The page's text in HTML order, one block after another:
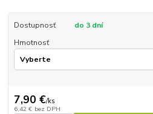
Dostupnosť
do 3 dní
Hmotnosť
7,90 €/ks
6,42 € bez DPH